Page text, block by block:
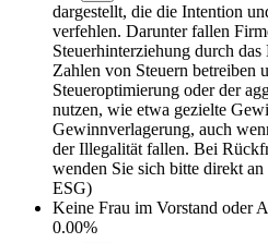
dargestellt, die die Intention
verfehlen. Darunter fallen
Steuerhinterziehung durch
Zahlen von Steuern betreiben
Steueroptimierung oder der
nutzen, wie etwa gezielte
Gewinnverlagerung, auch
der Illegalität fallen. Bei
wenden Sie sich bitte direkt
ESG)
Keine Frau im Vorstand oder
0.00%